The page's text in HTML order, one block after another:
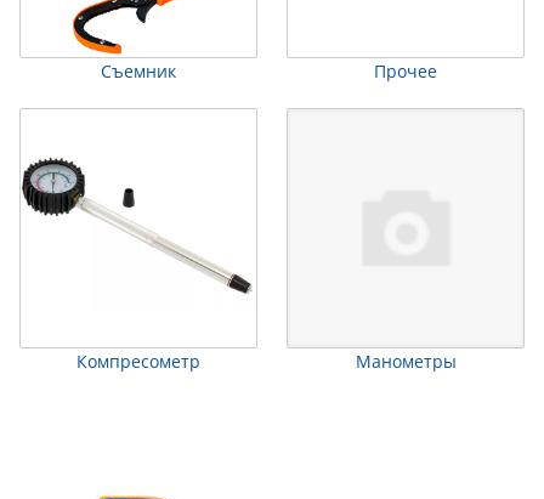
Съемник Прочее
Компресометр Манометры